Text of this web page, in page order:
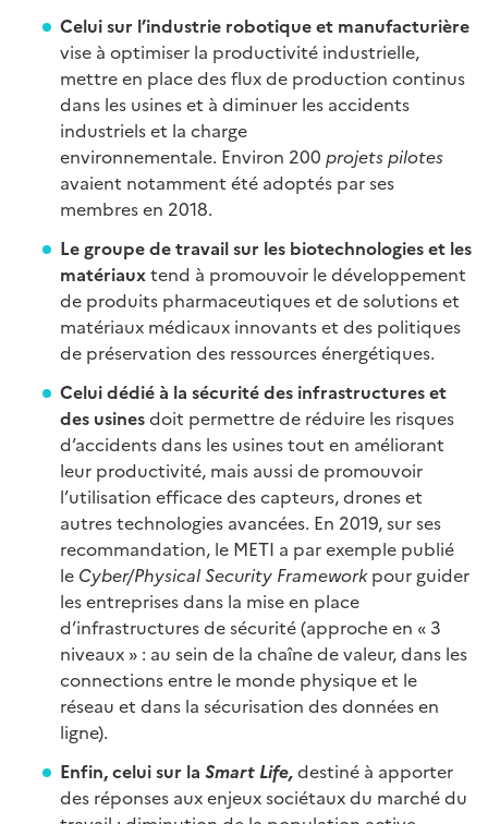
Celui sur l’industrie robotique et manufacturière
vise à optimiser la productivité industrielle,
mettre en place des flux de production continus
dans les usines et à diminuer les accidents
industriels et la charge
environnementale. Environ 200 projets pilotes
avaient notamment été adoptés par ses
membres en 2018.
Le groupe de travail sur les biotechnologies et les
matériauxtend à promouvoir le développement
de produits pharmaceutiques et de solutions et
matériaux médicaux innovants et des politiques
de préservation des ressources énergétiques.
Celui dédié à la sécurité des infrastructures et
des usinesdoit permettre de réduire les risques
d’accidents dans les usines tout en améliorant
leur productivité, mais aussi de promouvoir
l’utilisation efficace des capteurs, drones et
autres technologies avancées. En 2019, sur ses
recommandation, le METI a par exemple publié
le Cyber/Physical Security Frameworkpour guider
les entreprises dans la mise en place
d’infrastructures de sécurité (approche en « 3
niveaux » : au sein de la chaîne de valeur, dans les
connections entre le monde physique et le
réseau et dans la sécurisation des données en
ligne).
Enfin, celui sur la Smart Life,destiné à apporter
des réponses aux enjeux sociétaux du marché du